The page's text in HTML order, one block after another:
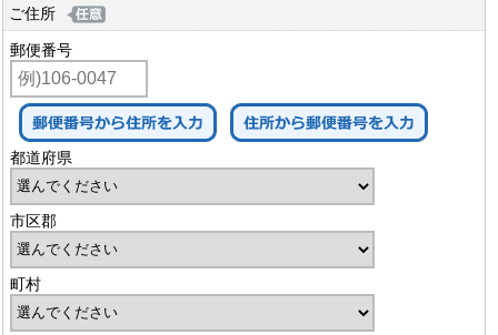
ご住所
郵便番号
都道府県
市区郡
町村